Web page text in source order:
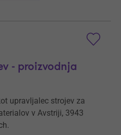
- proizvodnja
upravljalec strojev za
v Avstriji, 3943